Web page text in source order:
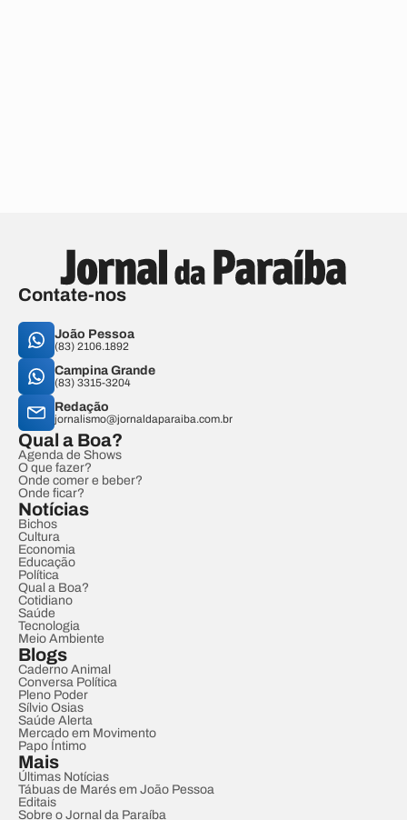
Contate-nos
João Pessoa
(83) 2106.1892
Campina Grande
(83) 3315-3204
Redação
jornalismo@jornaldaparaiba.com.br
Qual a Boa?
Agenda de Shows
O que fazer?
Onde comer e beber?
Onde ficar?
Notícias
Bichos
Cultura
Economia
Educação
Política
Qual a Boa?
Cotidiano
Saúde
Tecnologia
Meio Ambiente
Blogs
Caderno Animal
Conversa Política
Pleno Poder
Sílvio Osias
Saúde Alerta
Mercado em Movimento
Papo Íntimo
Mais
Últimas Notícias
Tábuas de Marés em João Pessoa
Editais
Sobre o Jornal da Paraíba